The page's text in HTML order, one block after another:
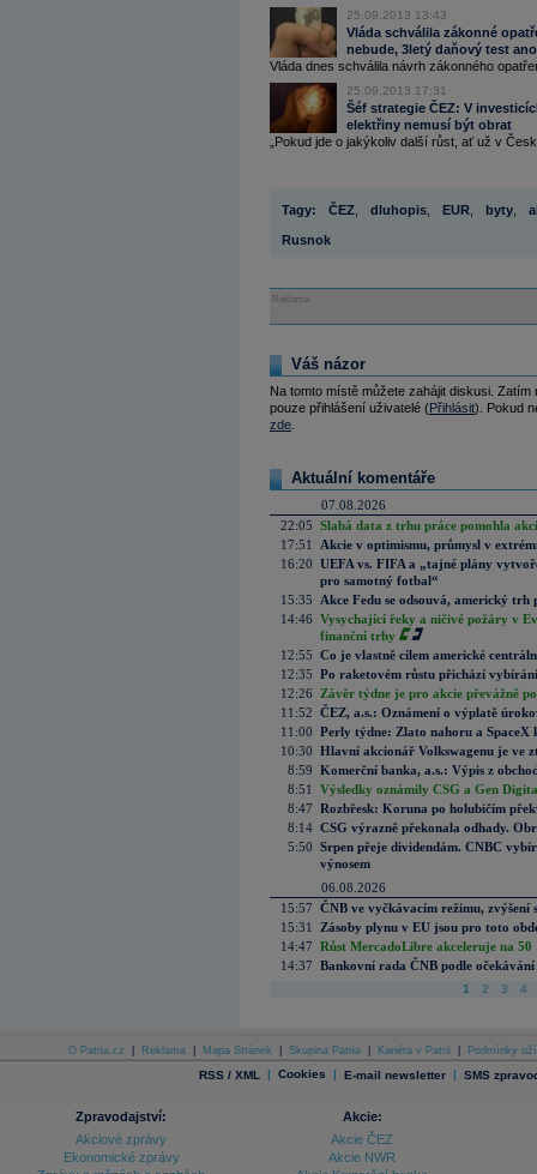
25.09.2013 13:43
Vláda schválila zákonné
nebude, 3letý daňový test ano
Vláda dnes schválila návrh zákonného
25.09.2013 17:31
Šéf strategie ČEZ: V
elektřiny nemusí být obrat
„Pokud jde o jakýkoliv další růst, ať už v
Tagy: ČEZ dluhopis EUR byty
Rusnok
Reklama
Váš názor
Na tomto místě můžete zahájit diskusi.
pouze přihlášení uživatelé (Přihlásit). Pokud
zde
Aktuální komentáře
07.08.2026
22:05 Slabá data z trhu práce pomohla
17:51
Akcie v optimismu, průmysl v
16:20 UEFA vs. FIFA a „tajné plány
pro samotný fotbal“
15:35
Akce Fedu se odsouvá, americký
14:46 Vysychající řeky a ničivé požáry v
finanční trhy
12:55 Co je vlastně cílem americké
12:35 Po raketovém růstu přichází
12:26
Závěr týdne je pro akcie převážně
11:52 ČEZ, a.s.: Oznámení o výplatě
11:00 Perly týdne: Zlato nahoru a SpaceX
10:30 Hlavní akcionář Volkswagenu je ve
8:59 Komerční banka, a.s.: Výpis z
8:51
Výsledky oznámily CSG a Gen
8:47 Rozbřesk: Koruna po holubičím
8:14 CSG výrazně překonala odhady.
5:50 Srpen přeje dividendám. CNBC
výnosem
06.08.2026
15:57 ČNB ve vyčkávacím režimu, zvýšení
15:31
Zásoby plynu v EU jsou pro toto
14:47 Růst MercadoLibre akceleruje na
14:37 Bankovní rada ČNB podle
1 2 3 4
O Patria.cz Reklama Mapa Stránek Skupina Patria Kariéra v Patrii Podmínky
RSS / XML | Cookies | E-mail newsletter | SMS
Zpravodajství:
Akciové zprávy
Ekonomické zprávy
Akcie:
Akcie ČEZ
Akcie NWR